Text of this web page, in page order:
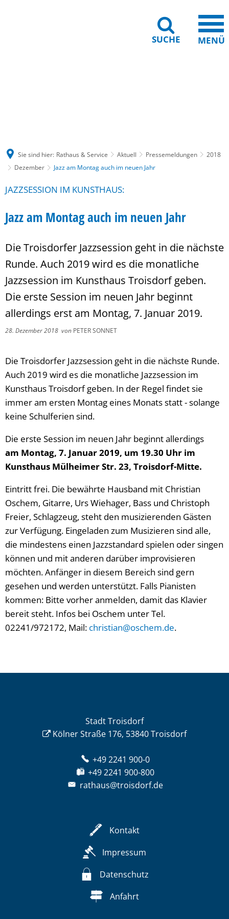
SUCHE MENÜ
Sie sind hier: Rathaus & Service Aktuell Pressemeldungen
2018
Dezember
Jazz am Montag auch im neuen Jahr
JAZZSESSION IM KUNSTHAUS:
Jazz am Montag auch im neuen Jahr
Die Troisdorfer Jazzsession geht in die nächste
Runde. Auch 2019 wird es die monatliche
Jazzsession im Kunsthaus Troisdorf geben.
Die erste Session im neuen Jahr beginnt
allerdings erst am Montag, 7. Januar 2019.
28. Dezember 2018 von PETER SONNET
Die Troisdorfer Jazzsession geht in die nächste Runde.
Auch 2019 wird es die monatliche Jazzsession im
Kunsthaus Troisdorf geben. In der Regel findet sie
immer am ersten Montag eines Monats statt - solange
keine Schulferien sind.
Die erste Session im neuen Jahr beginnt allerdings
am Montag, 7. Januar 2019, um 19.30 Uhr im
Kunsthaus Mülheimer Str. 23, Troisdorf-Mitte.
Eintritt frei. Die bewährte Hausband mit Christian
Oschem, Gitarre, Urs Wiehager, Bass und Christoph
Freier, Schlagzeug, steht den musizierenden Gästen
zur Verfügung. Eingeladen zum Musizieren sind alle,
die mindestens einen Jazzstandard spielen oder singen
können und mit anderen darüber improvisieren
möchten. Anfänger in diesem Bereich sind gern
gesehen und werden unterstützt. Falls Pianisten
kommen: Bitte vorher anmelden, damit das Klavier
bereit steht. Infos bei Oschem unter Tel.
02241/972172, Mail: christian@oschem.de.
Stadt Troisdorf
Kölner Straße 176, 53840 Troisdorf
+49 2241 900-0
+49 2241 900-800
rathaus@troisdorf.de
Kontakt
Impressum
Datenschutz
Anfahrt